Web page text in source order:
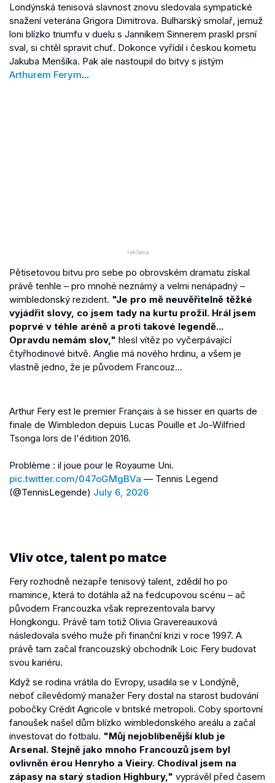
Londýnská tenisová slavnost znovu sledovala sympatické
snažení veterána Grigora Dimitrova. Bulharský smolař, jemuž
loni blízko triumfu v duelu s Jannikem Sinnerem praskl prsní
sval, si chtěl spravit chuť. Dokonce vyřídil i českou kometu
Jakuba Menšíka. Pak ale nastoupil do bitvy s jistým
Arthurem Ferym…
Pětisetovou bitvu pro sebe po obrovském dramatu získal
právě tenhle – pro mnohé neznámý a velmi nenápadný –
wimbledonský rezident. "Je pro mě neuvěřitelně těžké
vyjádřit slovy, co jsem tady na kurtu prožil. Hrál jsem
poprvé v téhle aréně a proti takové legendě...
Opravdu nemám slov," hlesl vítěz po vyčerpávající
čtyřhodinové bitvě. Anglie má nového hrdinu, a všem je
vlastně jedno, že je původem Francouz...
Arthur Fery est le premier Français à se hisser en quarts de
finale de Wimbledon depuis Lucas Pouille et Jo-Wilfried
Tsonga lors de l'édition 2016.
Problème : il joue pour le Royaume Uni.
pic.twitter.com/047oGMgBVa — Tennis Legend
(@TennisLegende) July 6, 2026
Vliv otce, talent po matce
Fery rozhodně nezapře tenisový talent, zdědil ho po
mamince, která to dotáhla až na fedcupovou scénu – ač
původem Francouzka však reprezentovala barvy
Hongkongu. Právě tam totiž Olivia Gravereauxová
následovala svého muže při finanční krizi v roce 1997. A
právě tam začal francouzský obchodník Loic Fery budovat
svou kariéru.
Když se rodina vrátila do Evropy, usadila se v Londýně,
neboť cílevědomý manažer Fery dostal na starost budování
pobočky Crédit Agricole v britské metropoli. Coby sportovní
fanoušek našel dům blízko wimbledonského areálu a začal
investovat do fotbalu. "Můj nejoblíbenější klub je
Arsenal. Stejně jako mnoho Francouzů jsem byl
ovlivněn érou Henryho a Vieiry. Chodíval jsem na
zápasy na starý stadion Highbury," vyprávěl před časem